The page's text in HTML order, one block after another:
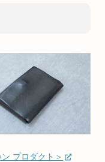
プロダクト＞